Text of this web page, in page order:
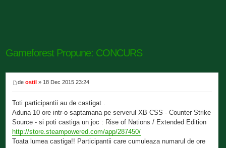
Gameforest Propune: CONCURS
deostil » 18 Dec 2015 23:24
Toti participantii au de castigat .
Aduna 10 ore intr-o saptamana pe serverul XB CSS - Counter Strike
Source - si poti castiga un joc : Rise of Nations / Extended Edition
http://store.steampowered.com/app/287450/
Toata lumea castiga!! Participantii care cumuleaza numarul de ore